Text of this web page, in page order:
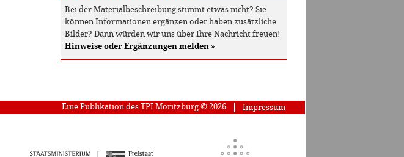
Bei der Materialbeschreibung stimmt etwas nicht? Sie
können Informationen ergänzen oder haben zusätzliche
Bilder? Dann würden wir uns über Ihre Nachricht freuen!
Hinweise oder Ergänzungen melden »
Impressum
Eine Publikation des TPI Moritzburg © 2026